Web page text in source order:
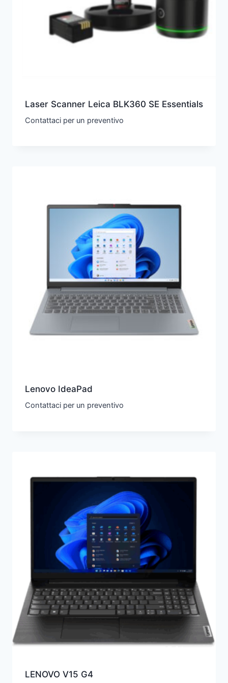
Laser Scanner Leica BLK360 SE Essentials
Contattaci per un preventivo
Lenovo IdeaPad
Contattaci per un preventivo
LENOVO V15 G4